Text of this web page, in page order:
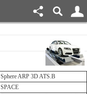
Sphere ARP 3D ATS.B
SPACE